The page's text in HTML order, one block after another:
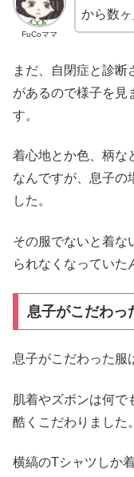
FuCoママ
から数ヶ
まだ、自閉症と診断
があるので様子を見
す。
着心地とか色、柄な
なんですが、息子の
した。
その服でないと着な
られなくなっていた
息子がこだわっ
息子がこだわった服
肌着やズボンは何で
酷くこだわりました。
横縞のTシャツしか